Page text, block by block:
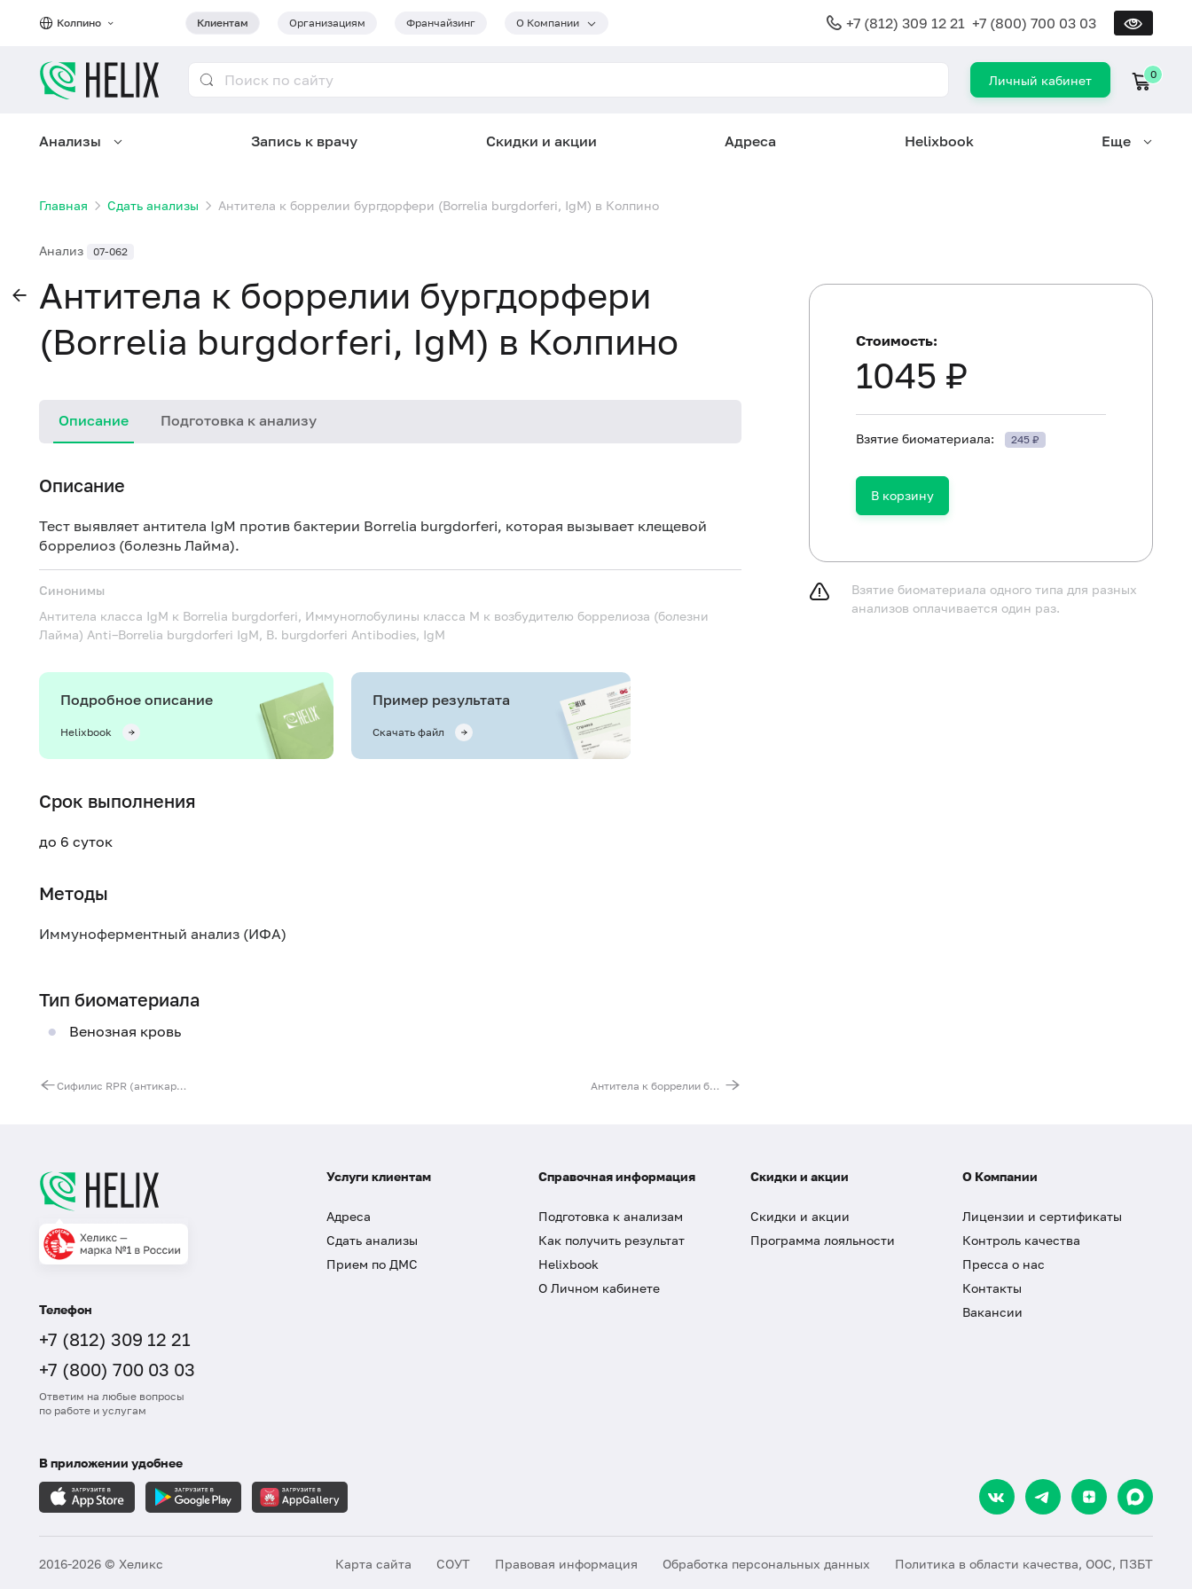
Колпино Клиентам Организациям Франчайзинг О Компании +7 (812) 309 12 21 +7 (800) 700 03 03
Личный кабинет 0
Анализы Запись к врачу Скидки и акции Адреса Helixbook Еще
Главная Сдать анализы Антитела к боррелии бургдорфери (Borrelia burgdorferi, IgM) в Колпино
Анализ 07-062
Антитела к боррелии бургдорфери
(Borrelia burgdorferi, IgM) в Колпино
Описание Подготовка к анализу
Описание
Тест выявляет антитела IgM против бактерии Borrelia burgdorferi, которая вызывает клещевой
боррелиоз (болезнь Лайма).
Синонимы
Антитела класса IgM к Borrelia burgdorferi, Иммуноглобулины класса M к возбудителю боррелиоза (болезни
Лайма) Anti–Borrelia burgdorferi IgM, B. burgdorferi Antibodies, IgM
Подробное описание
Helixbook
Пример результата
Скачать файл
Срок выполнения
до 6 суток
Методы
Иммуноферментный анализ (ИФА)
Тип биоматериала
Венозная кровь
Сифилис RPR (антикардиолипиновый тест/микрореакция преципитации), титр Антитела к боррелии бургдорфери (Borrelia burgdorferi, IgG)
Не курить в течение 30 минут до исследования.
Стоимость:
1045 ₽
Взятие биоматериала: 245 ₽
В корзину
Взятие биоматериала одного типа для разных
анализов оплачивается один раз.
Телефон
+7 (812) 309 12 21
+7 (800) 700 03 03
Ответим на любые вопросы
по работе и услугам
Услуги клиентам
Адреса
Сдать анализы
Прием по ДМС
Справочная информация
Подготовка к анализам
Как получить результат
Helixbook
О Личном кабинете
Скидки и акции
Скидки и акции
Программа лояльности
О Компании
Лицензии и сертификаты
Контроль качества
Пресса о нас
Контакты
Вакансии
В приложении удобнее
2016-2026 © Хеликс Карта сайта СОУТ Правовая информация Обработка персональных данных Политика в области качества, ООС, ПЗБТ